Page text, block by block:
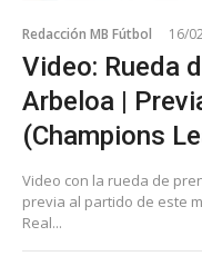
Redacción MB Fútbol 16/
Video: Rueda
Arbeloa |
(Champions
Video con la rueda de
previa al partido de este
Real...